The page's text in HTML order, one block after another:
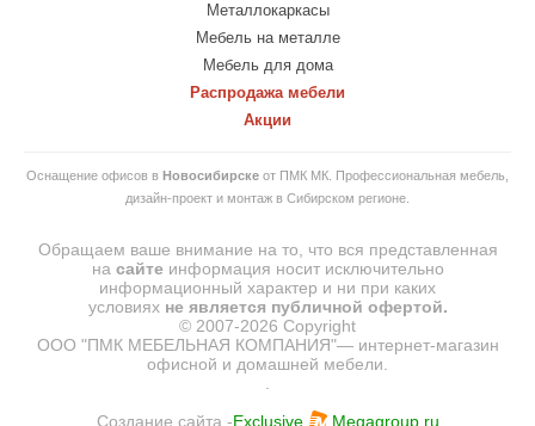
Металлокаркасы
Мебель на металле
Мебель для дома
Распродажа мебели
Акции
Оснащение офисов в Новосибирске от ПМК МК. Профессиональная мебель,
дизайн-проект и монтаж в Сибирском регионе.
Обращаем ваше внимание на то, что вся представленная
на сайте информация носит исключительно
информационный характер и ни при каких
условиях не является публичной офертой.
© 2007-2026 Copyright
ООО "ПМК МЕБЕЛЬНАЯ КОМПАНИЯ"— интернет-магазин
офисной и домашней мебели.
Создание сайта -Exclusive Megagroup.ru